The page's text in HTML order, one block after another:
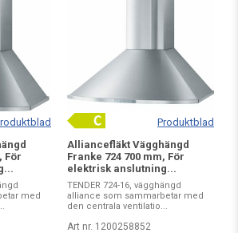
För
med
Produktblad
Alliancefläkt Vägghängd
Franke 724 700 mm, För
elektrisk anslutning...
TENDER 724-16, vägghängd
alliance som sammarbetar med
den centrala ventilatio...
Art nr. 1200258852